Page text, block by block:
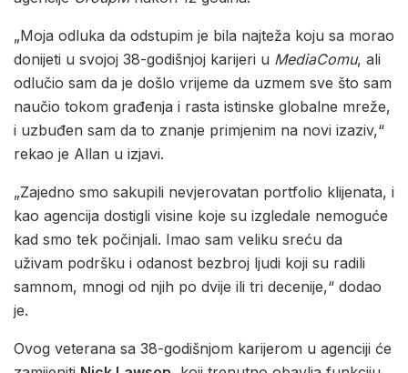
„Moja odluka da odstupim je bila najteža koju sa morao
donijeti u svojoj 38-godišnjoj karijeri u MediaComu, ali
odlučio sam da je došlo vrijeme da uzmem sve što sam
naučio tokom građenja i rasta istinske globalne mreže,
i uzbuđen sam da to znanje primjenim na novi izaziv,“
rekao je Allan u izjavi.
„Zajedno smo sakupili nevjerovatan portfolio klijenata, i
kao agencija dostigli visine koje su izgledale nemoguće
kad smo tek počinjali. Imao sam veliku sreću da
uživam podršku i odanost bezbroj ljudi koji su radili
samnom, mnogi od njih po dvije ili tri decenije,“ dodao
je.
Ovog veterana sa 38-godišnjom karijerom u agenciji će